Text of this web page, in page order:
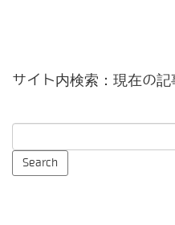
サイト内検索：現在の